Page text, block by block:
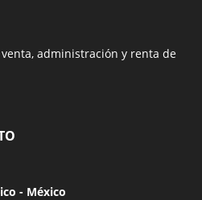
administración y renta de
- México